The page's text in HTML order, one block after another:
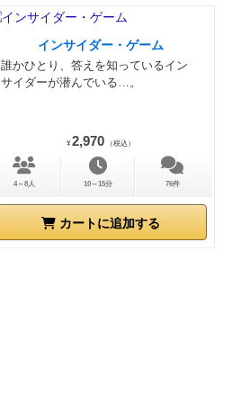
インサイダー・ゲーム
誰かひとり、答えを知っているイン
サイダーが潜んでいる…。
¥ 2,970 （税込）
4～8人 10～15分 76件
カートに追加する